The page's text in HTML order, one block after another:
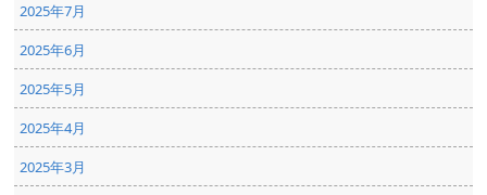
2025年7月
2025年6月
2025年5月
2025年4月
2025年3月